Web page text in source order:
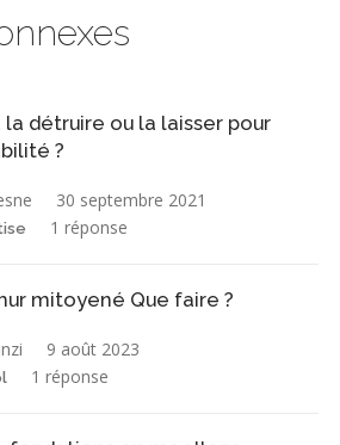
détruire ou la laisser pour
?
30 septembre 2021
1 réponse
mitoyené Que faire ?
9 août 2023
1 réponse